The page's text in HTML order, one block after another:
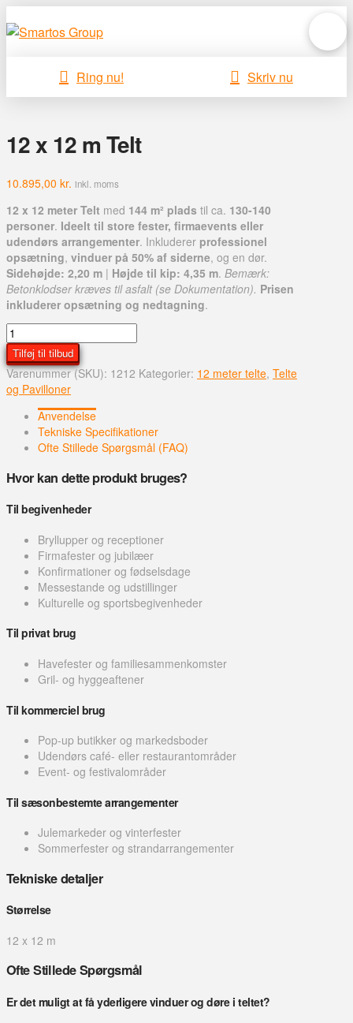
Ring nu! Skriv nu
12 x 12 m Telt
10.895,00 kr. inkl. moms
12 x 12 meter Telt med 144 m² plads til ca. 130-140
personer. Ideelt til store fester, firmaevents eller
udendørs arrangementer. Inkluderer professionel
opsætning, vinduer på 50% af siderne, og en dør.
Sidehøjde: 2,20 m | Højde til kip: 4,35 m. Bemærk:
Betonklodser kræves til asfalt (se Dokumentation). Prisen
inkluderer opsætning og nedtagning.
12
x
12
m
Telt
Tilføj til tilbud
Varenummer (SKU): 1212 Kategorier: 12 meter telte, Telte
og Pavilloner
Anvendelse
Tekniske Specifikationer
Ofte Stillede Spørgsmål (FAQ)
Hvor kan dette produkt bruges?
Til begivenheder
Bryllupper og receptioner
Firmafester og jubilæer
Konfirmationer og fødselsdage
Messestande og udstillinger
Kulturelle og sportsbegivenheder
Til privat brug
Havefester og familiesammenkomster
Gril- og hyggeaftener
Til kommerciel brug
Pop-up butikker og markedsboder
Udendørs café- eller restaurantområder
Event- og festivalområder
Til sæsonbestemte arrangementer
Julemarkeder og vinterfester
Sommerfester og strandarrangementer
Tekniske detaljer
Størrelse
12 x 12 m
Ofte Stillede Spørgsmål
Er det muligt at få yderligere vinduer og døre i teltet?